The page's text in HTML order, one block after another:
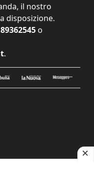
il nostro
disposizione.
o
.